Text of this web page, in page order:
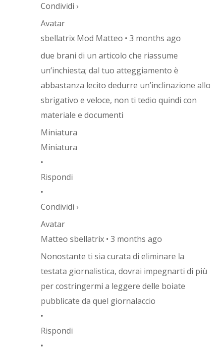
Condividi ›
Avatar
sbellatrix Mod Matteo • 3 months ago
due brani di un articolo che riassume
un’inchiesta; dal tuo atteggiamento è
abbastanza lecito dedurre un’inclinazione allo
sbrigativo e veloce, non ti tedio quindi con
materiale e documenti
Miniatura
Miniatura
•
Rispondi
•
Condividi ›
Avatar
Matteo sbellatrix • 3 months ago
Nonostante ti sia curata di eliminare la
testata giornalistica, dovrai impegnarti di più
per costringermi a leggere delle boiate
pubblicate da quel giornalaccio
•
Rispondi
•